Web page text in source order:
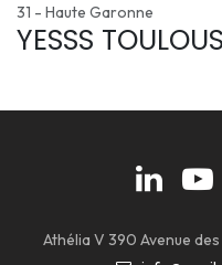
31 - Haute Garonne
YESSS
Athélia V 390 Avenue